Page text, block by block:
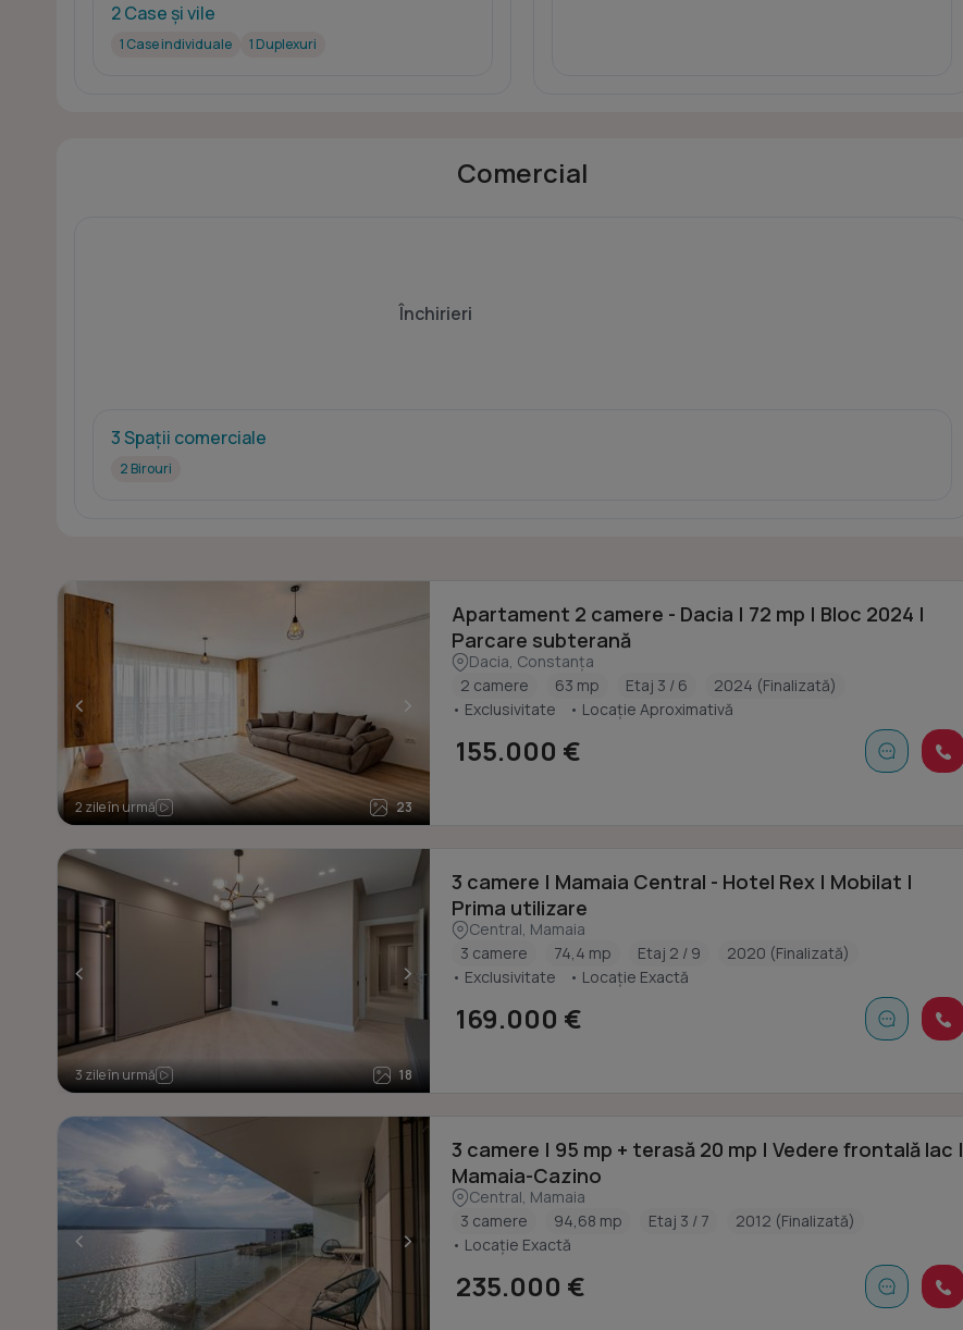
2 Case și vile
1 Case individuale 1 Duplexuri
Comercial
Închirieri
3 Spații comerciale
2 Birouri
2 zile în urmă 23
< >
Apartament 2 camere - Dacia | 72 mp | Bloc 2024 |
Parcare subterană
Dacia, Constanța
2 camere
63 mp Etaj 3 / 6
2024 (Finalizată)
• Exclusivitate
• Locație Aproximativă
155.000 €
3 zile în urmă 18
< >
3 camere | Mamaia Central - Hotel Rex | Mobilat |
Prima utilizare
Central, Mamaia
3 camere
74,4 mp Etaj 2 / 9
2020 (Finalizată)
• Exclusivitate
• Locație Exactă
169.000 €
< >
3 camere | 95 mp + terasă 20 mp | Vedere frontală lac |
Mamaia-Cazino
Central, Mamaia
3 camere
94,68 mp Etaj 3 / 7
2012 (Finalizată)
• Locație Exactă
235.000 €